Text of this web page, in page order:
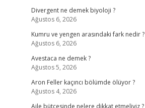
Divergent ne demek biyoloji ?
Ağustos 6, 2026
Kumru ve yengen arasındaki fark nedir ?
Ağustos 6, 2026
Avestaca ne demek ?
Ağustos 5, 2026
Aron Feller kaçıncı bölümde ölüyor ?
Ağustos 4, 2026
Aile bütçesinde nelere dikkat etmeliyiz ?